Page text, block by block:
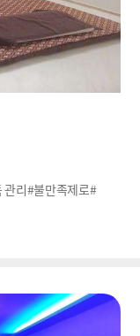
관리#불만족제로#